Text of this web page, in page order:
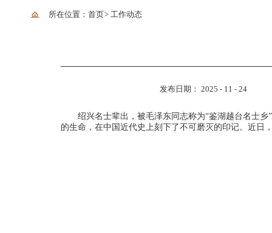
所在位置：首页> 工作动态
发布日期： 2025 - 11 - 24
绍兴名士辈出，被毛泽东同志称为“鉴湖越台名士
的生命，在中国近代史上刻下了不可磨灭的印记。近日